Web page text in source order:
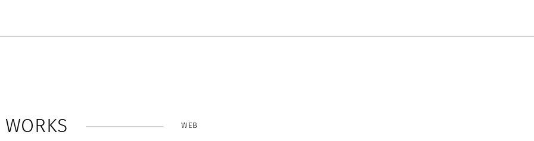
WORKS WEB